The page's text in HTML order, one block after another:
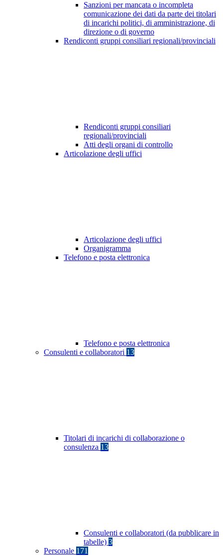
Sanzioni per mancata o incompleta
comunicazione dei dati da parte dei titolari
di incarichi politici, di amministrazione, di
direzione o di governo
Rendiconti gruppi consiliari regionali/provinciali
Rendiconti gruppi consiliari
regionali/provinciali
Atti degli organi di controllo
Articolazione degli uffici
Articolazione degli uffici
Organigramma
Telefono e posta elettronica
Telefono e posta elettronica
Consulenti e collaboratori 13
Titolari di incarichi di collaborazione o
consulenza 13
Consulenti e collaboratori (da pubblicare in
tabelle) 3
Personale 171